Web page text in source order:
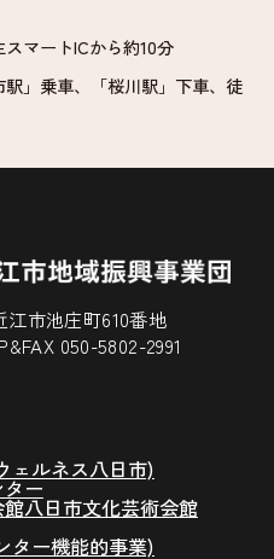
マートICから約10分
」乗車、「桜川駅」下車、徒
江市池庄町610番地
050-5802-2991
ェルネス八日市)
ー
八日市文化芸術会館
ター機能的事業)